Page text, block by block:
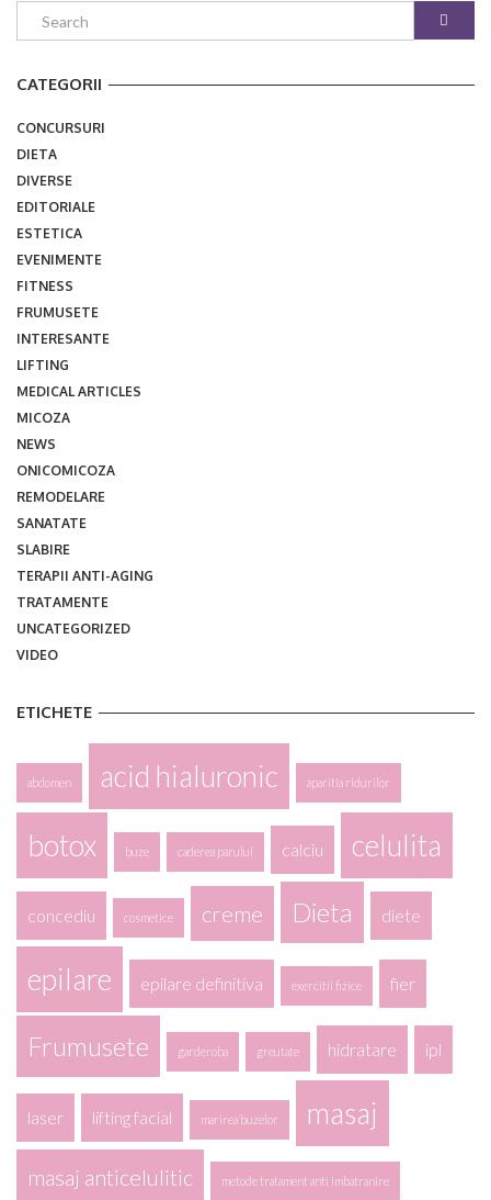
CATEGORII
CONCURSURI
DIETA
DIVERSE
EDITORIALE
ESTETICA
EVENIMENTE
FITNESS
FRUMUSETE
INTERESANTE
LIFTING
MEDICAL ARTICLES
MICOZA
NEWS
ONICOMICOZA
REMODELARE
SANATATE
SLABIRE
TERAPII ANTI-AGING
TRATAMENTE
UNCATEGORIZED
VIDEO
ETICHETE
abdomen acid hialuronic aparitia ridurilor
botox buze caderea parului calciu celulita
concediu cosmetice creme Dieta diete
epilare epilare definitiva exercitii fizice fier
Frumusete garderoba greutate hidratare ipl
laser lifting facial marirea buzelor masaj
masaj anticelulitic metode tratament anti imbatranire